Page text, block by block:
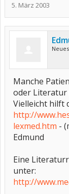
5. März 2003
Manche
oder Literatur
Vielleicht hilft
http://
lexmed.htm -
Edmund
Eine
unter:
http://